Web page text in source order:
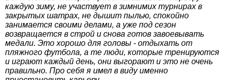
каждую зиму, не участвует в зимнимих турнирах в
закрытых шатрах, не дышит пылью, спокойно
занимается своими делами, а уже под сезон
возвращается в строй и снова готов завоевывать
медали. Это хорошо для головы - отдыхать от
пляжного футбола, а те люди, которые тренируются
и играют каждый день, они выгорают и это не очень
правильно. Про себя я имел в виду именно